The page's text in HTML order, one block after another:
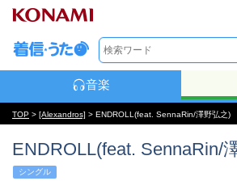
音楽
TOP > [Alexandros] > ENDROLL(feat. SennaRin/澤野弘之)
ENDROLL(feat. SennaRin/
シングル